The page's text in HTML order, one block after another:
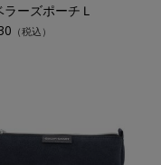
ラーズポーチＬ
（税込）